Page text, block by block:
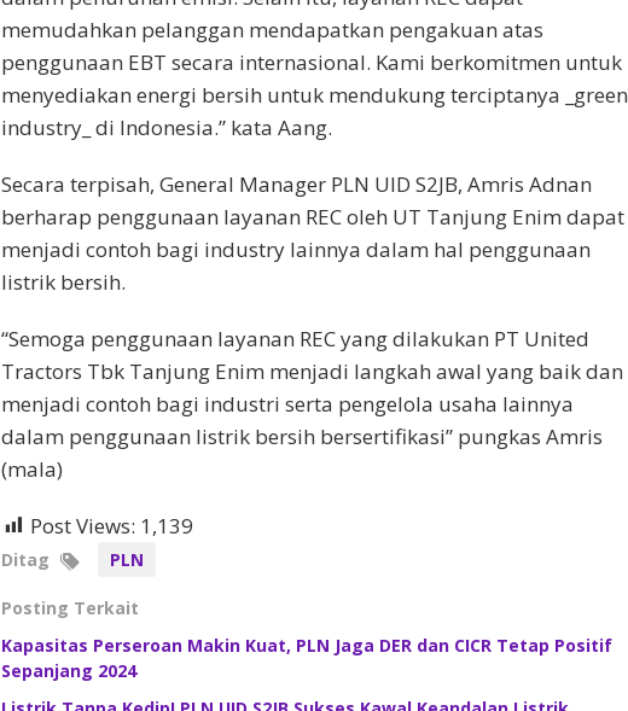
memudahkan pelanggan mendapatkan pengakuan atas
penggunaan EBT secara internasional. Kami berkomitmen untuk
menyediakan energi bersih untuk mendukung terciptanya _green
industry_ di Indonesia.” kata Aang.
Secara terpisah, General Manager PLN UID S2JB, Amris Adnan
berharap penggunaan layanan REC oleh UT Tanjung Enim dapat
menjadi contoh bagi industry lainnya dalam hal penggunaan
listrik bersih.
“Semoga penggunaan layanan REC yang dilakukan PT United
Tractors Tbk Tanjung Enim menjadi langkah awal yang baik dan
menjadi contoh bagi industri serta pengelola usaha lainnya
dalam penggunaan listrik bersih bersertifikasi” pungkas Amris
(mala)
Post Views: 1,139
Ditag PLN
Posting Terkait
Kapasitas Perseroan Makin Kuat, PLN Jaga DER dan CICR Tetap Positif
Sepanjang 2024